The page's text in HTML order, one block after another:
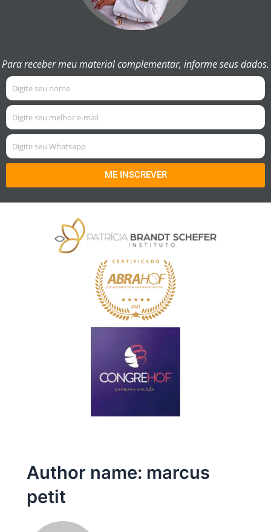
Para receber meu material complementar, informe seus dados.
ME INSCREVER
Author name: marcus
petit